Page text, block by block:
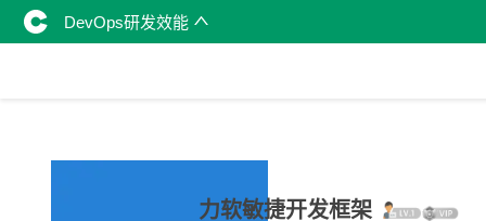
DevOps研发效能
力软敏捷开发框架